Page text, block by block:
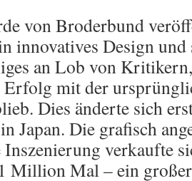
von Broderbund
innovatives Design
an Lob von
mit der
Dies änderte sich
Japan. Die grafisch
verkaufte
Million Mal – ein